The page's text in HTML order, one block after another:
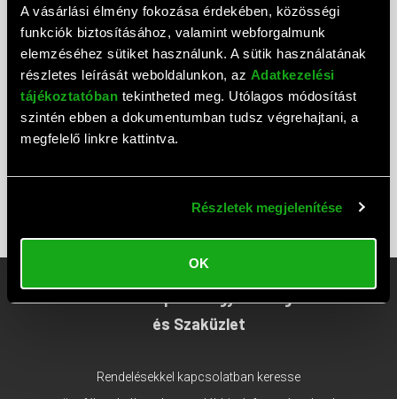
A vásárlási élmény fokozása érdekében, közösségi
funkciók biztosításához, valamint webforgalmunk
elemzéséhez sütiket használunk. A sütik használatának
részletes leírását weboldalunkon, az Adatkezelési
tájékoztatóban tekintheted meg. Utólagos módosítást
szintén ebben a dokumentumban tudsz végrehajtani, a
megfelelő linkre kattintva.
Részletek megjelenítése
OK
ÁSZF
ADATTOVÁBBÍTÁSI NYILATKOZAT
ADATKEZELÉSI TÁJÉKOZTATÓ
MÁRKÁINK
VÉGLEGES ADATTÖRLÉS TÁJÉKOZTATÓ
ELÁLLÁS
és Szaküzlet
Rendelésekkel kapcsolatban keresse